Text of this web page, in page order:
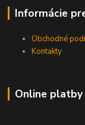
Informácie
Obchodné
Kontakty
Online